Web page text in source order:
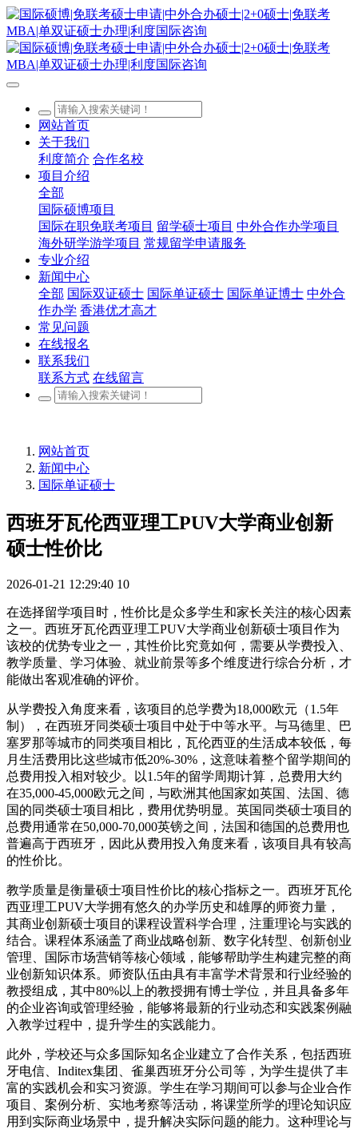
网站首页
关于我们
利度简介 合作名校
项目介绍
全部
国际硕博项目
国际在职免联考项目 留学硕士项目 中外合作办学项目
海外研学游学项目 常规留学申请服务
专业介绍
新闻中心
全部 国际双证硕士 国际单证硕士 国际单证博士 中外合
作办学 香港优才高才
常见问题
在线报名
联系我们
联系方式 在线留言
网站首页
新闻中心
国际单证硕士
西班牙瓦伦西亚理工PUV大学商业创新
硕士性价比
2026-01-21 12:29:40 10
在选择留学项目时，性价比是众多学生和家长关注的核心因素
之一。西班牙瓦伦西亚理工PUV大学商业创新硕士项目作为
该校的优势专业之一，其性价比究竟如何，需要从学费投入、
教学质量、学习体验、就业前景等多个维度进行综合分析，才
能做出客观准确的评价。
从学费投入角度来看，该项目的总学费为18,000欧元（1.5年
制），在西班牙同类硕士项目中处于中等水平。与马德里、巴
塞罗那等城市的同类项目相比，瓦伦西亚的生活成本较低，每
月生活费用比这些城市低20%-30%，这意味着整个留学期间的
总费用投入相对较少。以1.5年的留学周期计算，总费用大约
在35,000-45,000欧元之间，与欧洲其他国家如英国、法国、德
国的同类硕士项目相比，费用优势明显。英国同类硕士项目的
总费用通常在50,000-70,000英镑之间，法国和德国的总费用也
普遍高于西班牙，因此从费用投入角度来看，该项目具有较高
的性价比。
教学质量是衡量硕士项目性价比的核心指标之一。西班牙瓦伦
西亚理工PUV大学拥有悠久的办学历史和雄厚的师资力量，
其商业创新硕士项目的课程设置科学合理，注重理论与实践的
结合。课程体系涵盖了商业战略创新、数字化转型、创新创业
管理、国际市场营销等核心领域，能够帮助学生构建完整的商
业创新知识体系。师资队伍由具有丰富学术背景和行业经验的
教授组成，其中80%以上的教授拥有博士学位，并且具备多年
的企业咨询或管理经验，能够将最新的行业动态和实践案例融
入教学过程中，提升学生的实践能力。
此外，学校还与众多国际知名企业建立了合作关系，包括西班
牙电信、Inditex集团、雀巢西班牙分公司等，为学生提供了丰
富的实践机会和实习资源。学生在学习期间可以参与企业合作
项目、案例分析、实地考察等活动，将课堂所学的理论知识应
用到实际商业场景中，提升解决实际问题的能力。这种理论与